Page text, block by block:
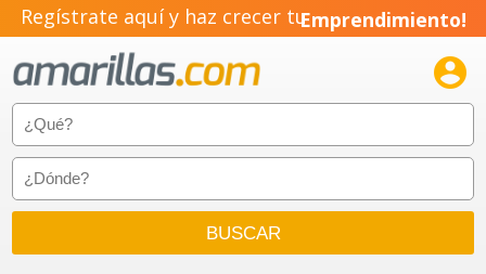
Regístrate aquí y haz crecer tuEmprendimiento!
